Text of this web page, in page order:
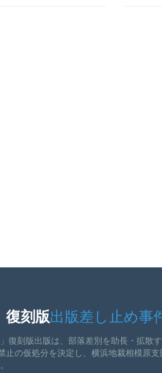
復刻版出版差し止め事
復刻版出版は、部落差別を助長・拡散す
止の仮処分を決定し、横浜地裁相模原